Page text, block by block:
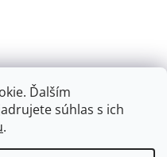
Ďalším
súhlas s ich
.